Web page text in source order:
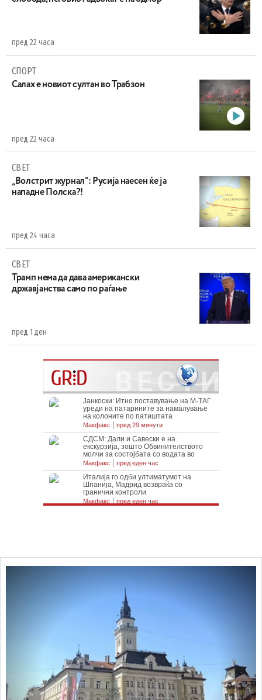
пред 22 часа
СПОРТ
Салах е новиот султан во Трабзон
пред 22 часа
СВЕТ
„Волстрит журнал“: Русија наесен ќе ја
нападне Полска?!
пред 24 часа
СВЕТ
Трамп нема да дава американски
државјанства само по раѓање
пред 1 ден